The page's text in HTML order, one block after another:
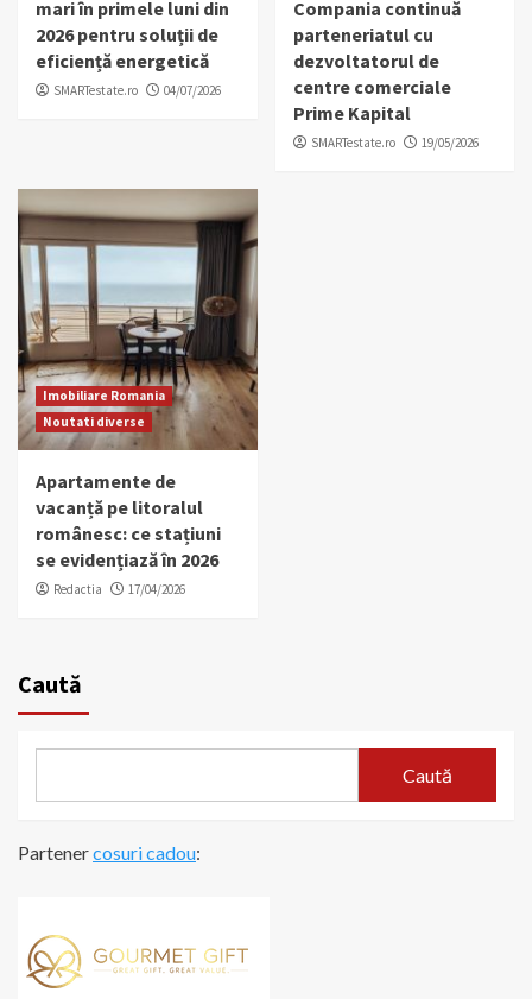
mari în primele luni din
2026 pentru soluții de
eficiență energetică
SMARTestate.ro 04/07/2026
Compania continuă
parteneriatul cu
dezvoltatorul de
centre comerciale
Prime Kapital
SMARTestate.ro 19/05/2026
Imobiliare Romania
Noutati diverse
Apartamente de
vacanță pe litoralul
românesc: ce stațiuni
se evidențiază în 2026
Redactia 17/04/2026
Caută
Caută
Partenercosuri cadou: